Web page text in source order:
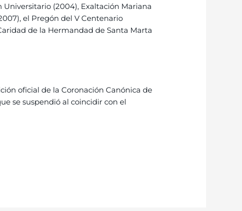
(2004), Exaltación Mariana
el Pregón del V Centenario
de la Hermandad de Santa Marta
oficial de la Coronación Canónica de
se suspendió al coincidir con el